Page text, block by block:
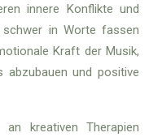
innere Konflikte und
schwer in Worte fassen
Kraft der Musik,
abzubauen und positive
kreativen Therapien